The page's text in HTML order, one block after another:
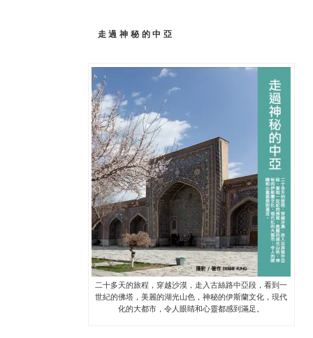
走過神秘的中亞
二十多天的旅程，穿越沙漠，走入古絲路中亞段，看到一
世紀的佛塔，美麗的湖光山色，神秘的伊斯蘭文化，現代
化的大都市，令人眼睛和心靈都感到滿足。